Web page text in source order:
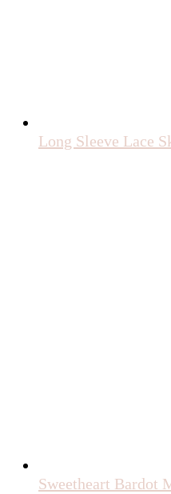
Long Sleeve Lace
Sweetheart Bardot